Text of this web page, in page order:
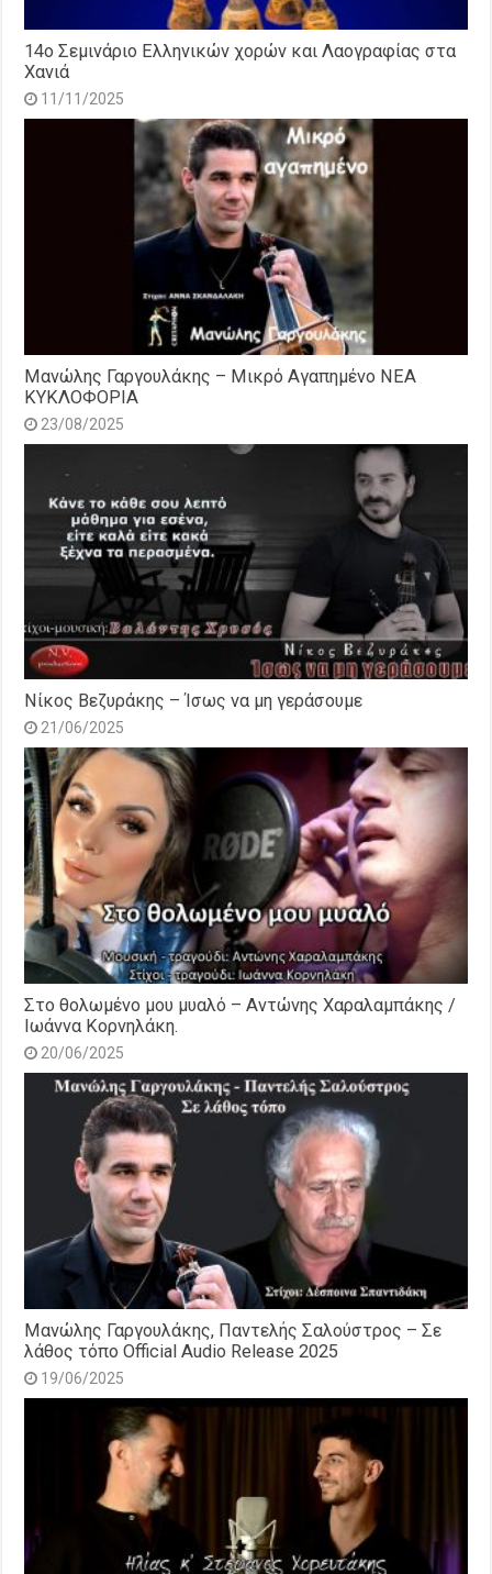
14o Σεμινάριο Ελληνικών χορών και Λαογραφίας στα
Χανιά
11/11/2025
Μανώλης Γαργουλάκης – Μικρό Αγαπημένο NEΑ
ΚΥΚΛΟΦΟΡΙΑ
23/08/2025
Νίκος Βεζυράκης – Ίσως να μη γεράσουμε
21/06/2025
Στο θολωμένο μου μυαλό – Αντώνης Χαραλαμπάκης /
Ιωάννα Κορνηλάκη.
20/06/2025
Μανώλης Γαργουλάκης, Παντελής Σαλούστρος – Σε
λάθος τόπο Official Audio Release 2025
19/06/2025